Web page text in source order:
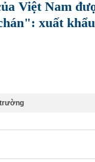
Việt Nam
xuất
trường